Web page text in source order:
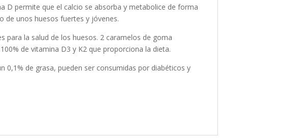
D permite que el calcio se absorba y metabolice de forma
de unos huesos fuertes y jóvenes.
la salud de los huesos. 2 caramelos de goma
de vitamina D3 y K2 que proporciona la dieta.
0,1% de grasa, pueden ser consumidas por diabéticos y